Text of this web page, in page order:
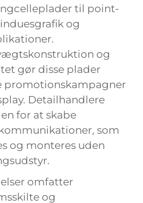
til point-
og
og
gør disse plader
Detailhandlere
for at skabe
som
og monteres uden
omfatter
og